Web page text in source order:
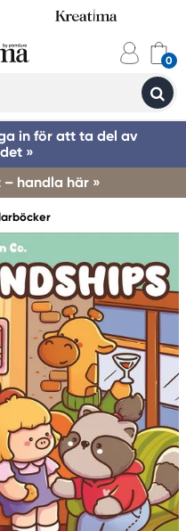
in för att ta del av
»
handla här »